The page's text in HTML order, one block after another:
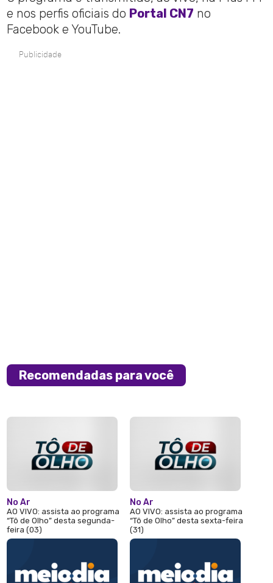
e nos perfis oficiais do Portal CN7 no
Facebook e YouTube.
Publicidade
Recomendadas para você
No Ar
AO VIVO: assista ao programa
“Tô de Olho” desta segunda-
feira (03)
No Ar
AO VIVO: assista ao programa
“Tô de Olho” desta sexta-feira
(31)